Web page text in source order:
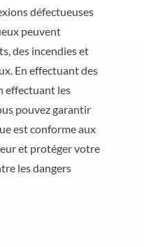
défectueuses
peuvent
des incendies et
En effectuant des
effectuant les
pouvez garantir
est conforme aux
et protéger votre
les dangers